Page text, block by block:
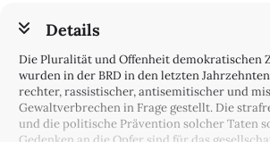
Details
Die Pluralität und Offenheit demokratischen
wurden in der BRD in den letzten
rechter, rassistischer, antisemitischer und
Gewaltverbrechen in Frage gestellt. Die
und die politische Prävention solcher Taten